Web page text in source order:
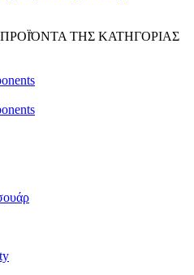
ΤΗΣ ΚΑΤΗΓΟΡΙΑΣ